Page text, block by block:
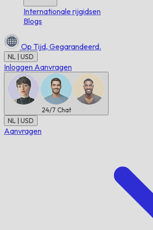
Internationale rijgidsen
Blogs
Op Tijd, Gegarandeerd.
NL | USD
Inloggen Aanvragen
24/7 Chat
NL | USD
Aanvragen